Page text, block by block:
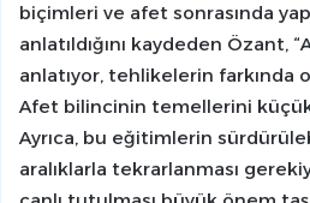
biçimleri ve afet sonrasında
anlatıldığını kaydeden Özant,
anlatıyor, tehlikelerin farkında
Afet bilincinin temellerini küçük
Ayrıca, bu eğitimlerin
aralıklarla tekrarlanması